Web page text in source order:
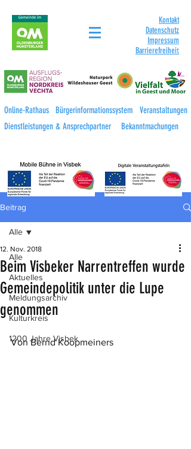
Kontakt
Datenschutz
Impressum
Barrierefreiheit
Online-Rathaus Bürgerinformationssystem
Veranstaltungen
Dienstleistungen & Ansprechpartner
Bekanntmachungen
Beitrag
Alle
Aktuelles
Meldungsarchiv
Kulturkreis
1200 Jahre Visbek
Alle
Beim Visbeker Narrentreffen wurde
Gemeindepolitik unter die Lupe
genommen
12. Nov. 2018
Von Bernd Koopmeiners